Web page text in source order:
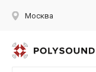
Москва